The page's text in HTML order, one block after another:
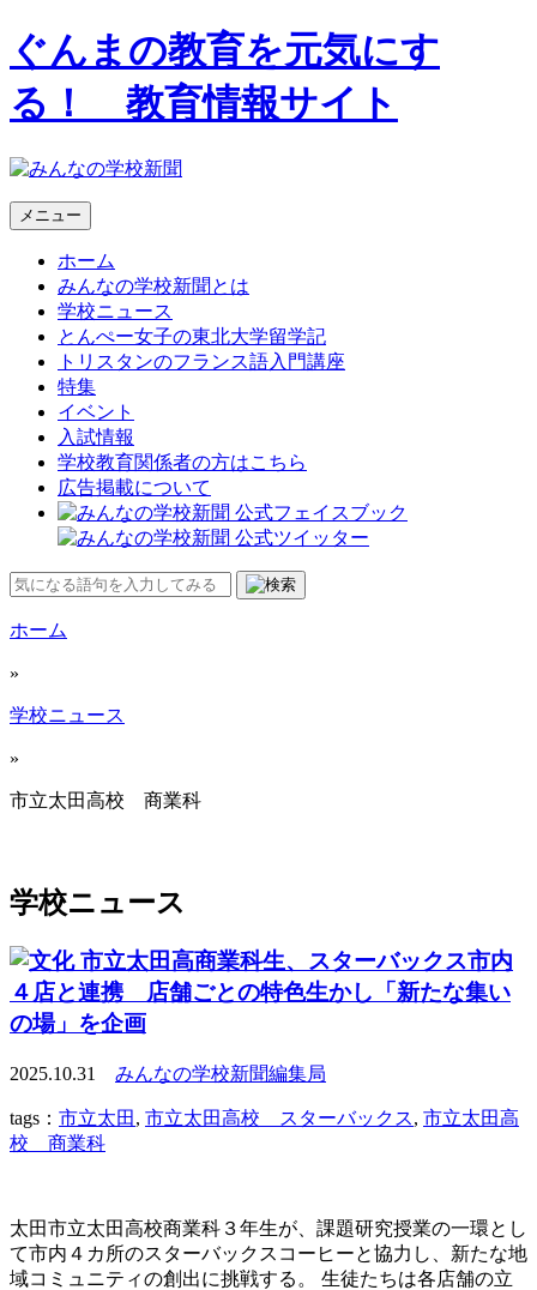
ぐんまの教育を元気にす
る！ 教育情報サイト
メニュー
ホーム
みんなの学校新聞とは
学校ニュース
とんぺー女子の東北大学留学記
トリスタンのフランス語入門講座
特集
イベント
入試情報
学校教育関係者の方はこちら
広告掲載について
ホーム
»
学校ニュース
»
市立太田高校 商業科
学校ニュース
市立太田高商業科生、スターバックス市内
４店と連携 店舗ごとの特色生かし「新たな集い
の場」を企画
2025.10.31 みんなの学校新聞編集局
tags： 市立太田 , 市立太田高校 スターバックス, 市立太田高
校 商業科
太田市立太田高校商業科３年生が、課題研究授業の一環とし
て市内４カ所のスターバックスコーヒーと協力し、新たな地
域コミュニティの創出に挑戦する。 生徒たちは各店舗の立